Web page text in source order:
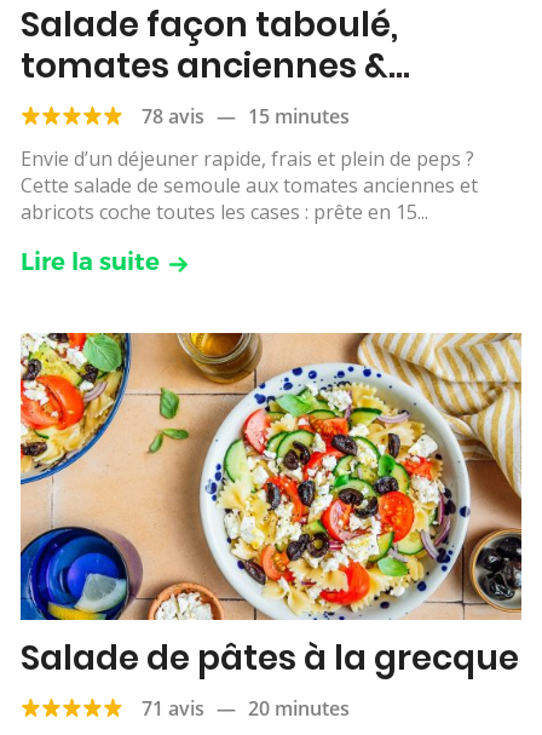
Salade façon taboulé,
tomates anciennes &
abricots78 avis — 15 minutes
Envie d’un déjeuner rapide, frais et plein de peps ?
Cette salade de semoule aux tomates anciennes et
abricots coche toutes les cases : prête en 15...
Lire la suite
Salade de pâtes à la grecque
71 avis — 20 minutes